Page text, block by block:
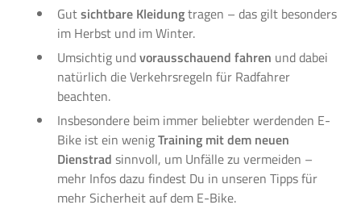
Gutsichtbare Kleidungtragen – das gilt besonders
im Herbst und im Winter.
Umsichtig undvorausschauend fahren und dabei
natürlich die Verkehrsregeln für Radfahrer
beachten.
Insbesondere beim immer beliebter werdenden E-
Bike ist ein wenigTraining mit dem neuen
Dienstrad sinnvoll, um Unfälle zu vermeiden –
mehr Infos dazu findest Du in unseren Tipps für
mehr Sicherheit auf dem E-Bike.